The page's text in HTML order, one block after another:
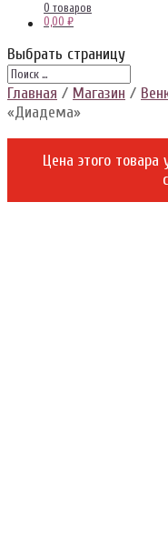
0 товаров
0,00 ₽
Выбрать страницу
Главная / Магазин /
«Диадема»
Цена этого